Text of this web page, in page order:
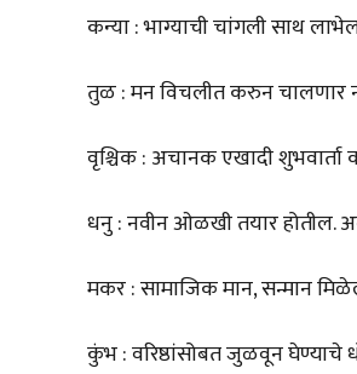
कन्या : भाग्याची चांगली साथ
तुळ : मन विचलीत करुन चालणार
वृश्चिक : अचानक एखादी शुभवार्ता
धनु : नवीन ओळखी तयार होतील.
मकर : सामाजिक मान, सन्मान
कुंभ : वरिष्ठांसोबत जुळवून घेण्याचे